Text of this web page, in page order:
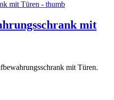
mit
mit Türen.